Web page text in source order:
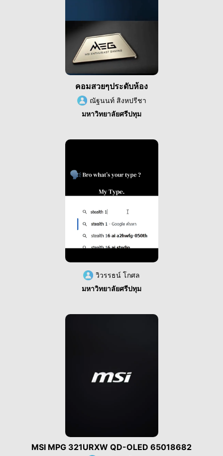
คอมสวยๆประดับห้อง
ณัฐนนท์ สิงหปรีชา
มหาวิทยาลัยศรีปทุม
วิวรรธน์ โกศล
มหาวิทยาลัยศรีปทุม
MSI MPG 321URXW QD-OLED 65018682